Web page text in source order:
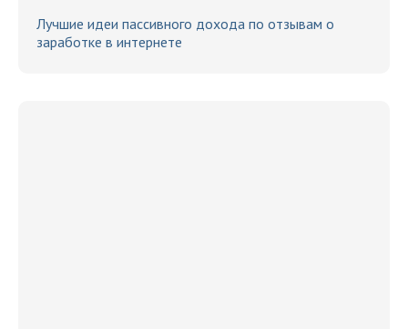
Лучшие идеи пассивного дохода по отзывам о
заработке в интернете